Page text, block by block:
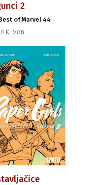
2
of Marvel 44
K. Von